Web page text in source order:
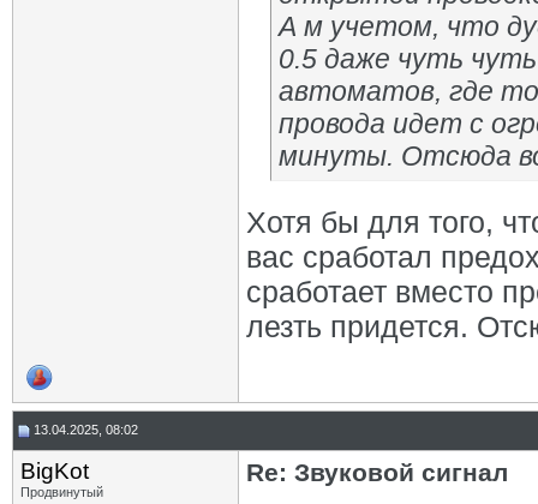
А м учетом, что
0.5 даже чуть
автоматов, где
провода идет с
минуты. Отсюда
Хотя бы для того,
вас сработал
сработает вместо
лезть придется.
13.04.2025, 08:02
BigKot
Продвинутый
Re: Звуковой сигнал